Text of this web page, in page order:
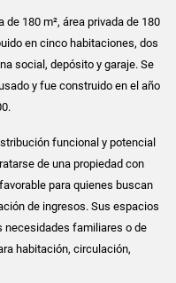
180 m², área privada de 180
en cinco habitaciones, dos
social, depósito y garaje. Se
y fue construido en el año
funcional y potencial
de una propiedad con
para quienes buscan
de ingresos. Sus espacios
necesidades familiares o de
habitación, circulación,